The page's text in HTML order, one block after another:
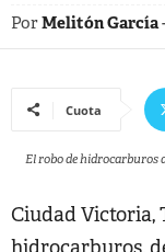
PorMelitón García
Cuota
El robo de hidrocarburos
Ciudad Victoria,